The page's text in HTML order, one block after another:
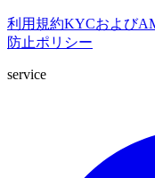
利用規約KYCおよび
防止ポリシー
service